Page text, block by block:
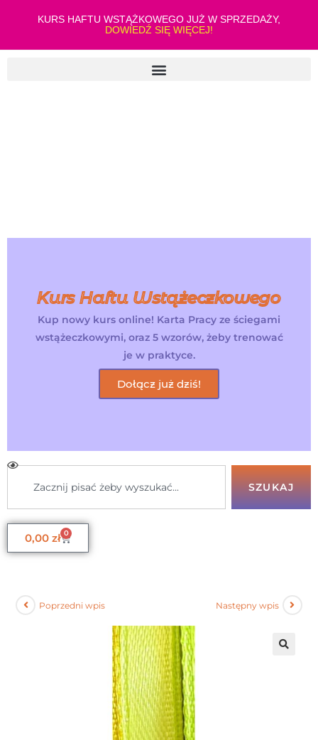
KURS HAFTU WSTĄŻKOWEGO JUŻ W SPRZEDAŻY,
DOWIEDŹ SIĘ WIĘCEJ!
Kurs Haftu Wstążeczkowego
Kup nowy kurs online! Karta Pracy ze ściegami
wstążeczkowymi, oraz 5 wzorów, żeby trenować
je w praktyce.
Dołącz już dziś!
SZUKAJ
0,00 zł 0
Poprzedni wpis Następny wpis